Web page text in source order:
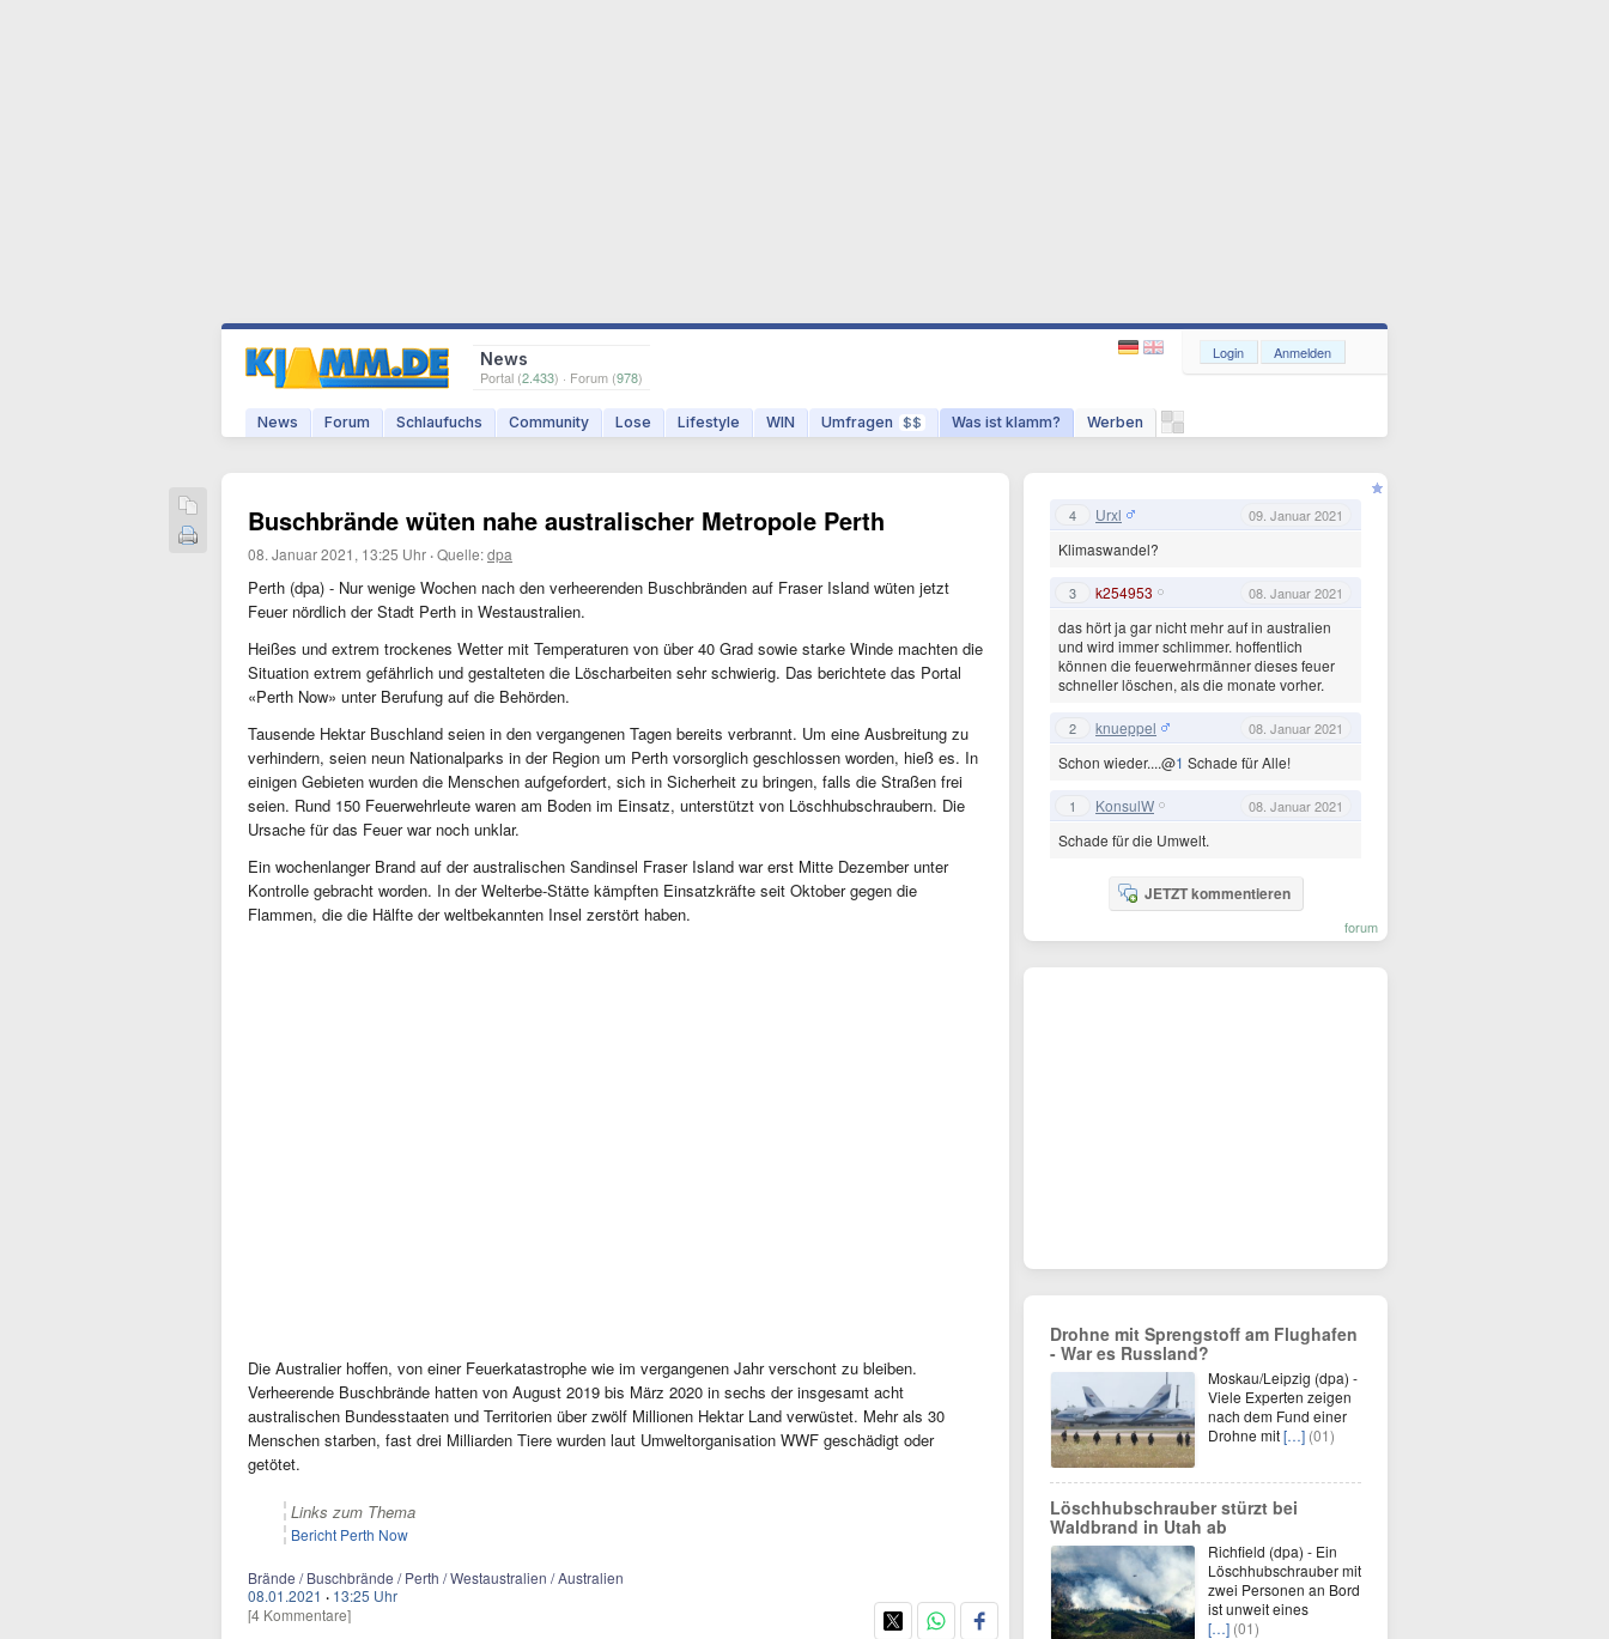
News
Portal (2.433) · Forum (978)
News Forum Schlaufuchs Community Lose Lifestyle WIN Umfragen $$ Was ist klamm? Werben
Login Anmelden
Buschbrände wüten nahe australischer Metropole Perth
08. Januar 2021, 13:25 Uhr ·Quelle:dpa
Perth (dpa) - Nur wenige Wochen nach den verheerenden Buschbränden auf Fraser Island wüten jetzt
Feuer nördlich der Stadt Perth in Westaustralien.
Heißes und extrem trockenes Wetter mit Temperaturen von über 40 Grad sowie starke Winde machten die
Situation extrem gefährlich und gestalteten die Löscharbeiten sehr schwierig. Das berichtete das Portal
«Perth Now» unter Berufung auf die Behörden.
Tausende Hektar Buschland seien in den vergangenen Tagen bereits verbrannt. Um eine Ausbreitung zu
verhindern, seien neun Nationalparks in der Region um Perth vorsorglich geschlossen worden, hieß es. In
einigen Gebieten wurden die Menschen aufgefordert, sich in Sicherheit zu bringen, falls die Straßen frei
seien. Rund 150 Feuerwehrleute waren am Boden im Einsatz, unterstützt von Löschhubschraubern. Die
Ursache für das Feuer war noch unklar.
Ein wochenlanger Brand auf der australischen Sandinsel Fraser Island war erst Mitte Dezember unter
Kontrolle gebracht worden. In der Welterbe-Stätte kämpften Einsatzkräfte seit Oktober gegen die
Flammen, die die Hälfte der weltbekannten Insel zerstört haben.
Die Australier hoffen, von einer Feuerkatastrophe wie im vergangenen Jahr verschont zu bleiben.
Verheerende Buschbrände hatten von August 2019 bis März 2020 in sechs der insgesamt acht
australischen Bundesstaaten und Territorien über zwölf Millionen Hektar Land verwüstet. Mehr als 30
Menschen starben, fast drei Milliarden Tiere wurden laut Umweltorganisation WWF geschädigt oder
getötet.
Links zum Thema
Bericht Perth Now
Brände / Buschbrände / Perth / Westaustralien / Australien
08.01.2021 · 13:25 Uhr
[4 Kommentare]
4 Urxl 09. Januar 2021
Klimaswandel?
3 k254953 08. Januar 2021
das hört ja gar nicht mehr auf in australien
und wird immer schlimmer. hoffentlich
können die feuerwehrmänner dieses feuer
schneller löschen, als die monate vorher.
2 knueppel 08. Januar 2021
Schon wieder....@1 Schade für Alle!
1 KonsulW 08. Januar 2021
Schade für die Umwelt.
JETZT kommentieren
forum
Drohne mit Sprengstoff am Flughafen
- War es Russland?
Moskau/Leipzig (dpa) -
Viele Experten zeigen
nach dem Fund einer
Drohne mit[…] (01)
Löschhubschrauber stürzt bei
Waldbrand in Utah ab
Richfield (dpa) - Ein
Löschhubschrauber mit
zwei Personen an Bord
ist unweit eines
[…] (01)